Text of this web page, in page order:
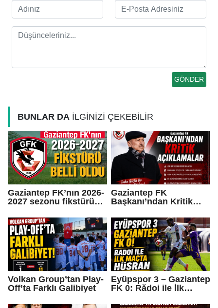
BUNLAR DA İLGİNİZİ ÇEKEBİLİR
Gaziantep FK’nın 2026-
2027 sezonu fikstürü
Gaziantep FK
Başkanı’ndan Kritik
Volkan Group’tan Play-
Off’ta Farklı Galibiyet
Eyüpspor 3 – Gaziantep
FK 0: Rădoi ile İlk